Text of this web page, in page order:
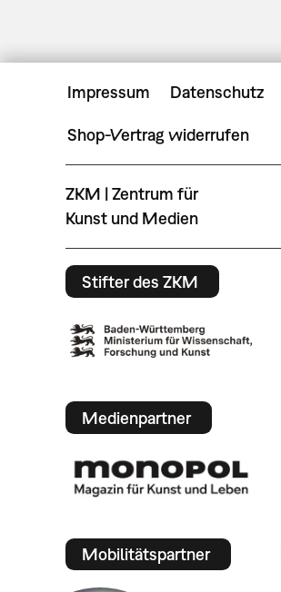
Impressum Datenschutz
Shop-Vertrag widerrufen
ZKM | Zentrum für
Kunst und Medien
Stifter des ZKM
Medienpartner
Mobilitätspartner